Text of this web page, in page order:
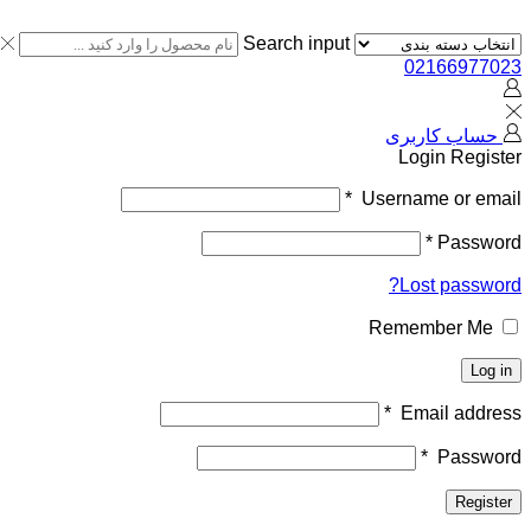
Search input
02166977023
حساب کاربری
Login Register
Username or email
*
Password
*
Lost password?
Remember Me
Log in
Email address
*
Password
*
Register